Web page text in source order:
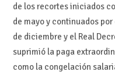
de los recortes iniciados
de mayo y continuados
de diciembre y el Real
suprimió la paga
como la congelación